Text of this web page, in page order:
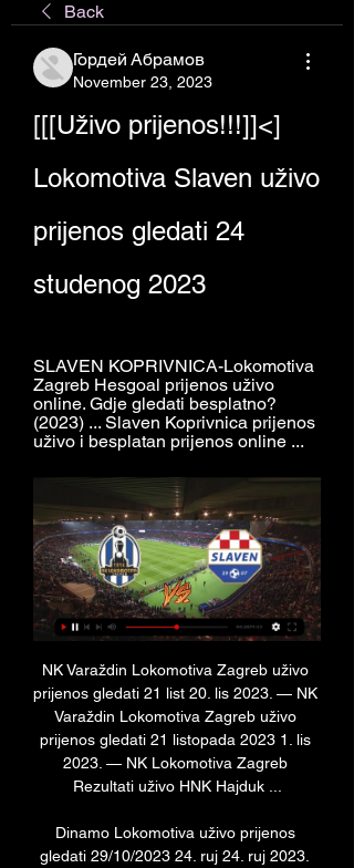
Back
Гордей Абрамов
November 23, 2023
[[[Uživo prijenos!!!]]<]
Lokomotiva Slaven uživo
prijenos gledati 24
studenog 2023
SLAVEN KOPRIVNICA-Lokomotiva
Zagreb Hesgoal prijenos uživo
online. Gdje gledati besplatno?
(2023) ... Slaven Koprivnica prijenos
uživo i besplatan prijenos online ...
NK Varaždin Lokomotiva Zagreb uživo
prijenos gledati 21 list 20. lis 2023. — NK
Varaždin Lokomotiva Zagreb uživo
prijenos gledati 21 listopada 2023 1. lis
2023. — NK Lokomotiva Zagreb
Rezultati uživo HNK Hajduk ...
Dinamo Lokomotiva uživo prijenos
gledati 29/10/2023 24. ruj 24. ruj 2023.